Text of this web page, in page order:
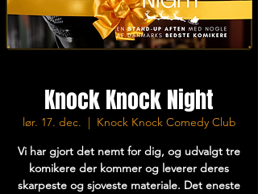
Knock Knock Night
lør. 17. dec.
  |
Knock Knock Comedy Club
Vi har gjort det nemt for dig, og udvalgt tre
komikere der kommer og leverer deres
skarpeste og sjoveste materiale. Det eneste